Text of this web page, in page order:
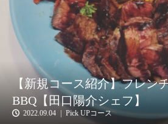
【新規コース紹介】フレン
BBQ【田口陽介シェフ】
2022.09.04 Pick UPコース